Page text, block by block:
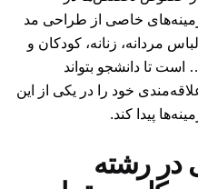
خاصی از طراحی مد
مردانه، زنانه، کودکان و
… است تا دانشجو بتواند
خود را در یکی از این
پیدا کند.
در رشته